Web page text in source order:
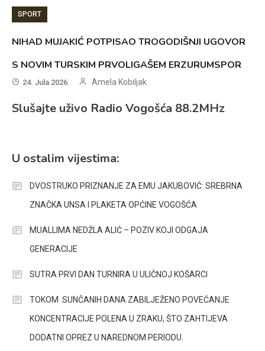
SPORT
NIHAD MUJAKIĆ POTPISAO TROGODIŠNJI UGOVOR
S NOVIM TURSKIM PRVOLIGAŠEM ERZURUMSPOR
24. Jula 2026. Amela Kobiljak
Slušajte uživo Radio Vogošća 88.2MHz
U ostalim vijestima:
DVOSTRUKO PRIZNANJE ZA EMU JAKUBOVIĆ: SREBRNA
ZNAČKA UNSA I PLAKETA OPĆINE VOGOŠĆA
MUALLIMA NEDŽLA ALIĆ – POZIV KOJI ODGAJA
GENERACIJE
SUTRA PRVI DAN TURNIRA U ULIČNOJ KOŠARCI
TOKOM SUNČANIH DANA ZABILJEŽENO POVEĆANJE
KONCENTRACIJE POLENA U ZRAKU, ŠTO ZAHTIJEVA
DODATNI OPREZ U NAREDNOM PERIODU.